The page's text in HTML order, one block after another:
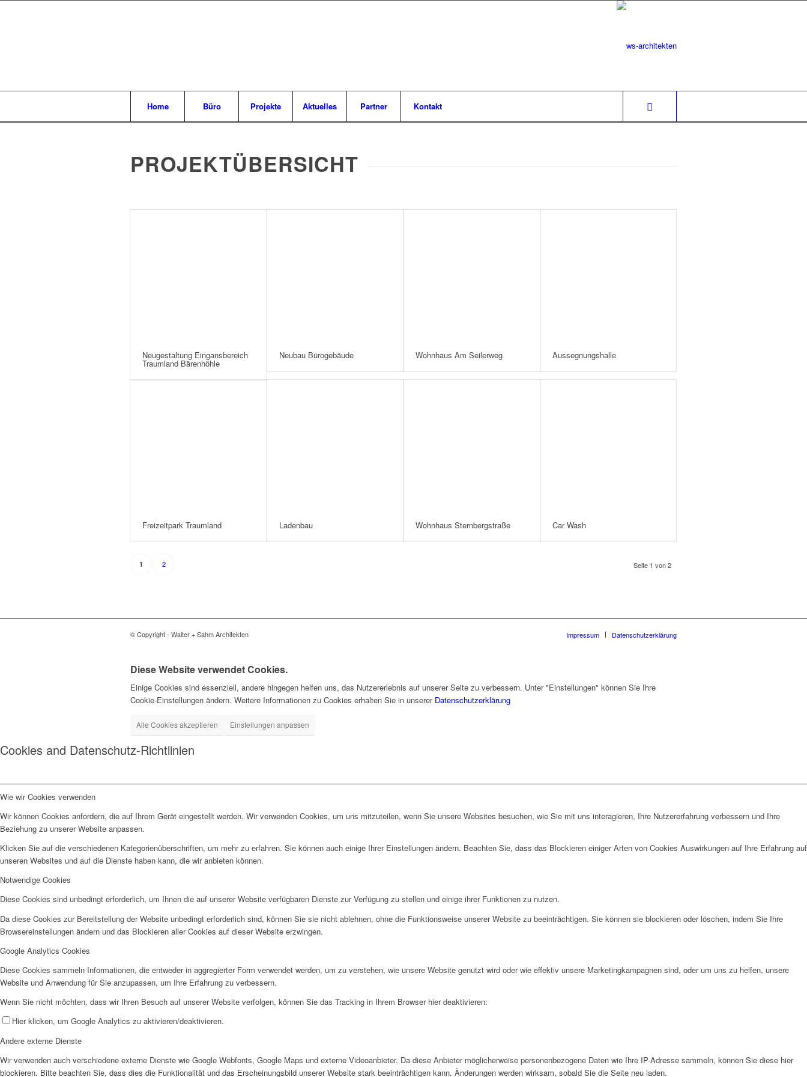
Home Büro Projekte Aktuelles Partner Kontakt
PROJEKTÜBERSICHT
Neugestaltung Eingansbereich
Traumland Bärenhöhle
Neubau Bürogebäude Wohnhaus Am Seilerweg Aussegnungshalle
Freizeitpark Traumland Ladenbau Wohnhaus Sternbergstraße Car Wash
Seite 1 von 2
1 2
© Copyright - Walter + Sahm Architekten Impressum Datenschutzerklärung
Diese Website verwendet Cookies.
Einige Cookies sind essenziell, andere hingegen helfen uns, das Nutzererlebnis auf unserer Seite zu verbessern. Unter "Einstellungen" können Sie Ihre
Cookie-Einstellungen ändern. Weitere Informationen zu Cookies erhalten Sie in unserer Datenschutzerklärung
Alle Cookies akzeptieren Einstellungen anpassen
Cookies and Datenschutz-Richtlinien
Wie wir Cookies verwenden
Wir können Cookies anfordern, die auf Ihrem Gerät eingestellt werden. Wir verwenden Cookies, um uns mitzuteilen, wenn Sie unsere Websites besuchen, wie Sie mit uns interagieren, Ihre Nutzererfahrung verbessern und Ihre
Beziehung zu unserer Website anpassen.
Klicken Sie auf die verschiedenen Kategorienüberschriften, um mehr zu erfahren. Sie können auch einige Ihrer Einstellungen ändern. Beachten Sie, dass das Blockieren einiger Arten von Cookies Auswirkungen auf Ihre Erfahrung auf
unseren Websites und auf die Dienste haben kann, die wir anbieten können.
Notwendige Cookies
Diese Cookies sind unbedingt erforderlich, um Ihnen die auf unserer Website verfügbaren Dienste zur Verfügung zu stellen und einige ihrer Funktionen zu nutzen.
Da diese Cookies zur Bereitstellung der Website unbedingt erforderlich sind, können Sie sie nicht ablehnen, ohne die Funktionsweise unserer Website zu beeinträchtigen. Sie können sie blockieren oder löschen, indem Sie Ihre
Browsereinstellungen ändern und das Blockieren aller Cookies auf dieser Website erzwingen.
Google Analytics Cookies
Diese Cookies sammeln Informationen, die entweder in aggregierter Form verwendet werden, um zu verstehen, wie unsere Website genutzt wird oder wie effektiv unsere Marketingkampagnen sind, oder um uns zu helfen, unsere
Website und Anwendung für Sie anzupassen, um Ihre Erfahrung zu verbessern.
Wenn Sie nicht möchten, dass wir Ihren Besuch auf unserer Website verfolgen, können Sie das Tracking in Ihrem Browser hier deaktivieren:
Hier klicken, um Google Analytics zu aktivieren/deaktivieren.
Andere externe Dienste
Wir verwenden auch verschiedene externe Dienste wie Google Webfonts, Google Maps und externe Videoanbieter. Da diese Anbieter möglicherweise personenbezogene Daten wie Ihre IP-Adresse sammeln, können Sie diese hier
blockieren. Bitte beachten Sie, dass dies die Funktionalität und das Erscheinungsbild unserer Website stark beeinträchtigen kann. Änderungen werden wirksam, sobald Sie die Seite neu laden.